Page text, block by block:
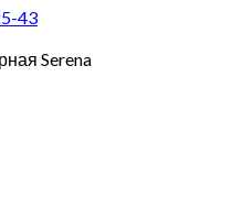
43
Serena